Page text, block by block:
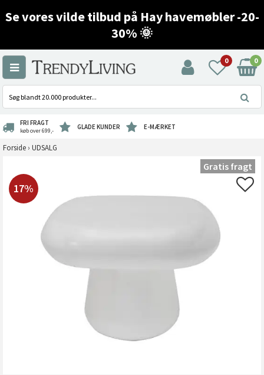
Se vores vilde tilbud på Hay havemøbler -20-
30% 🌞
0 0
FRI FRAGT
køb over 699,- GLADE KUNDER E-MÆRKET
Forside › UDSALG
17%
Gratis fragt